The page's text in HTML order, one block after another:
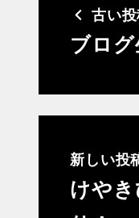
古い
ブログ
新しい投
けや